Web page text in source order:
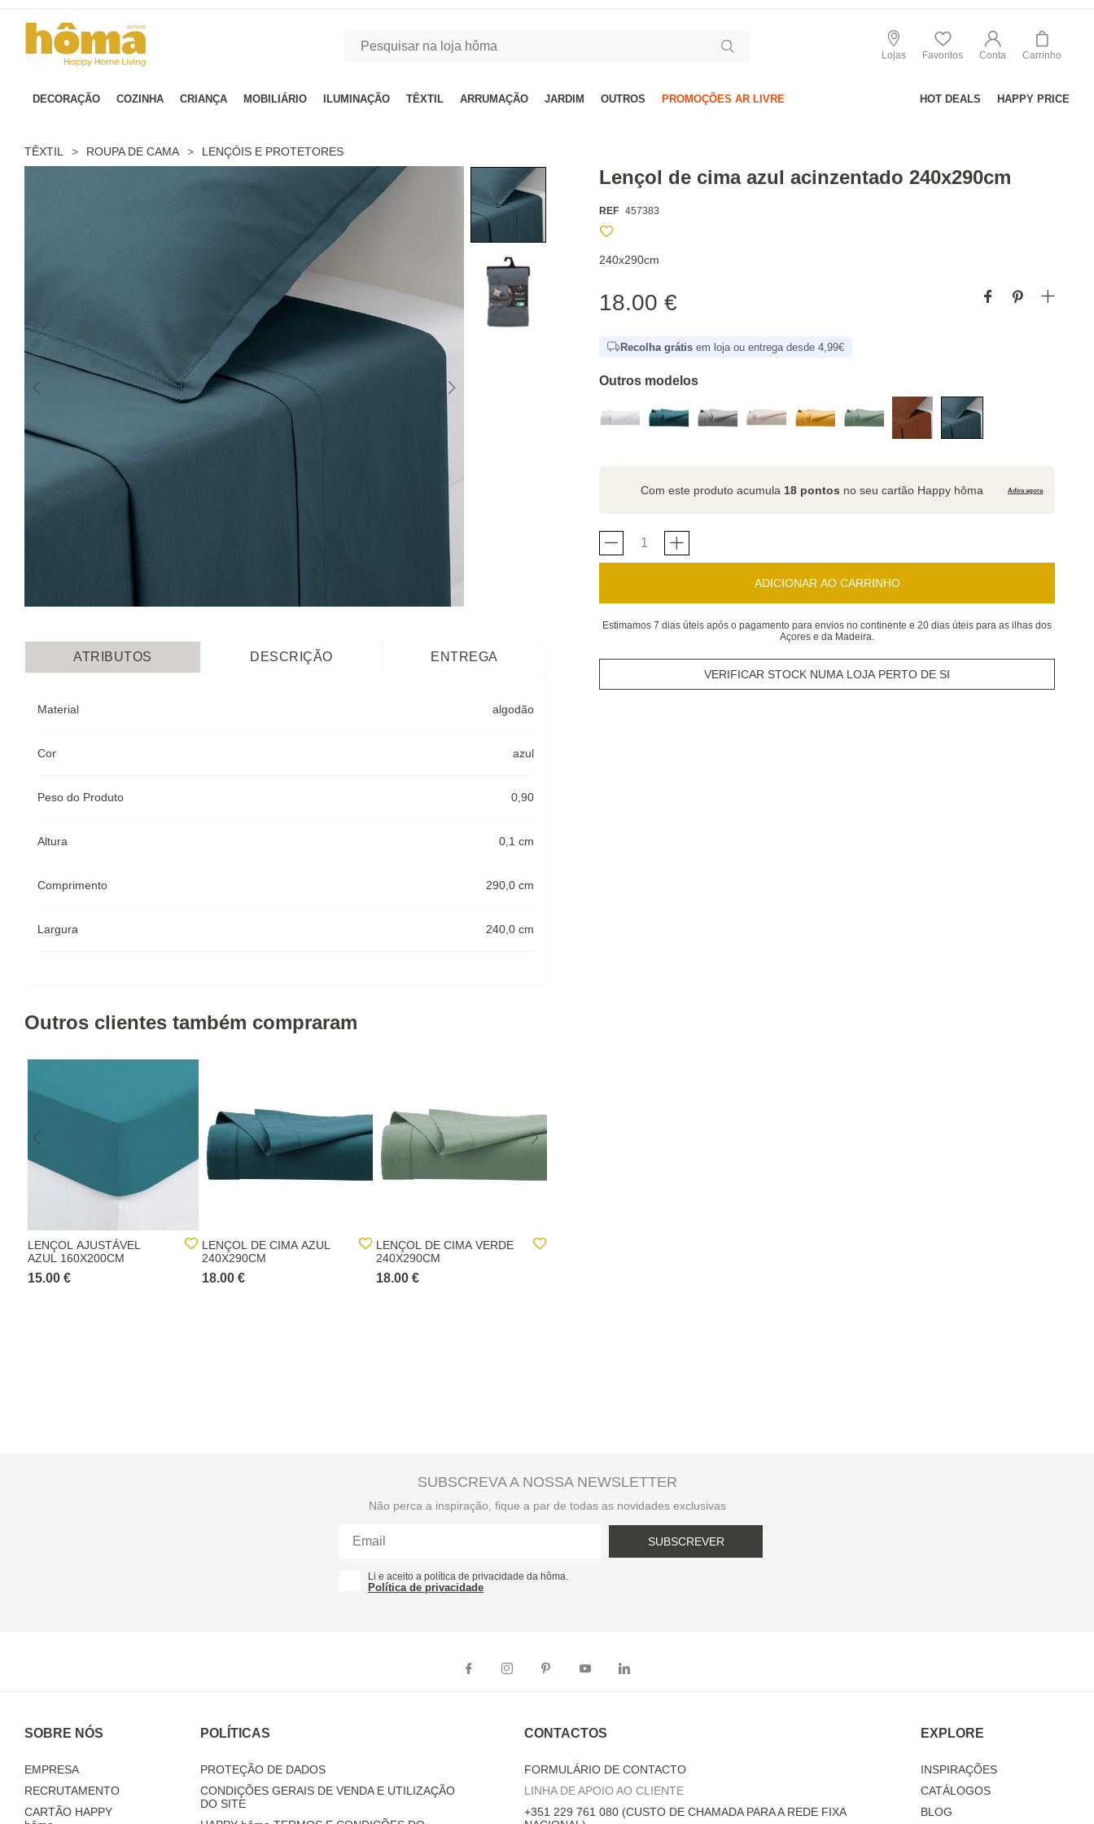
Lojas Favoritos Conta Carrinho
DECORAÇÃO COZINHA CRIANÇA MOBILIÁRIO ILUMINAÇÃO TÊXTIL ARRUMAÇÃO JARDIM OUTROS PROMOÇÕES AR LIVRE HOT DEALS HAPPY PRICE
TÊXTIL > ROUPA DE CAMA > LENÇÓIS E PROTETORES
Lençol de cima azul acinzentado 240x290cm
REF 457383
240x290cm
18.00 €
Recolha grátis em loja ou entrega desde 4,99€
Outros modelos
Com este produto acumula 18 pontos no seu cartão Happy hôma Adira agora
ADICIONAR AO CARRINHO
Estimamos 7 dias úteis após o pagamento para envios no continente e 20 dias úteis para as ilhas dos
Açores e da Madeira.
VERIFICAR STOCK NUMA LOJA PERTO DE SI
ATRIBUTOS DESCRIÇÃO ENTREGA
Material algodão
Cor azul
Peso do Produto 0,90
Altura 0,1 cm
Comprimento 290,0 cm
Largura 240,0 cm
Outros clientes também compraram
LENÇOL AJUSTÁVEL
AZUL 160X200CM
15.00 €
LENÇOL DE CIMA AZUL
240X290CM
18.00 €
LENÇOL DE CIMA VERDE
240X290CM
18.00 €
SUBSCREVA A NOSSA NEWSLETTER
Não perca a inspiração, fique a par de todas as novidades exclusivas
SUBSCREVER
Li e aceito a política de privacidade da hôma.
Política de privacidade
SOBRE NÓS
EMPRESA
RECRUTAMENTO
CARTÃO HAPPY
POLÍTICAS
PROTEÇÃO DE DADOS
CONDIÇÕES GERAIS DE VENDA E UTILIZAÇÃO
DO SITE
CONTACTOS
FORMULÁRIO DE CONTACTO
LINHA DE APOIO AO CLIENTE
+351 229 761 080 (CUSTO DE CHAMADA PARA A REDE FIXA
EXPLORE
INSPIRAÇÕES
CATÁLOGOS
BLOG